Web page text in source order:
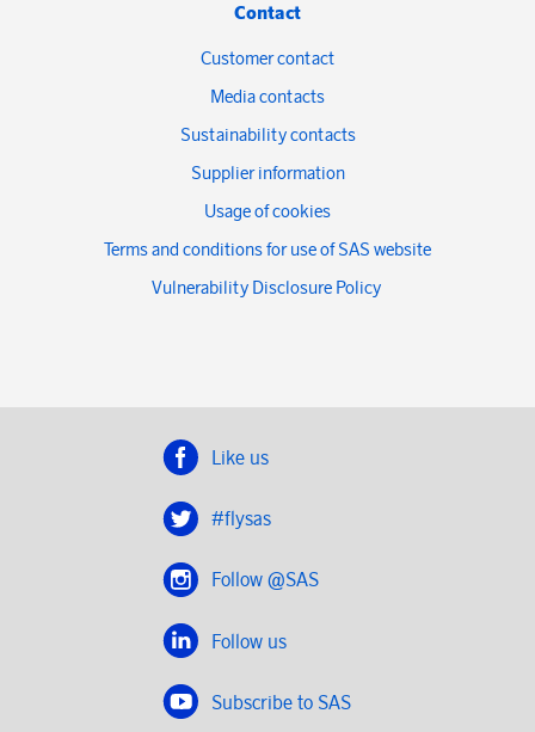
Contact
Customer contact
Media contacts
Sustainability contacts
Supplier information
Usage of cookies
Terms and conditions for use of SAS website
Vulnerability Disclosure Policy
Like us
#flysas
Follow @SAS
Follow us
Subscribe to SAS